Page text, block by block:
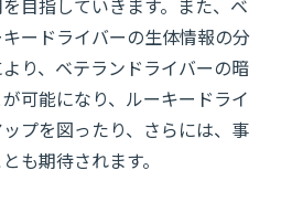
目指していきます。また、ベ
ードライバーの生体情報の分
り、ベテランドライバーの暗
可能になり、ルーキードライ
プを図ったり、さらには、事
も期待されます。